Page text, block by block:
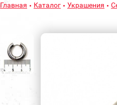
Главная Каталог Украшения